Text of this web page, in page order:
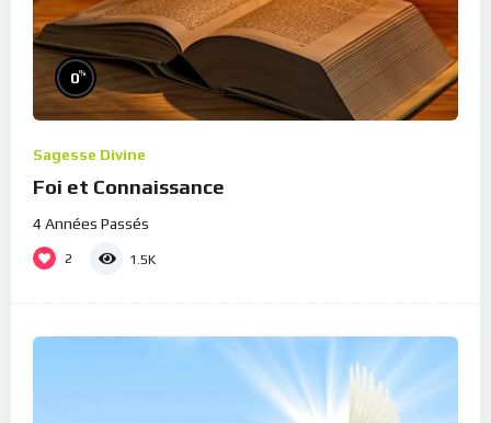
0%
Sagesse Divine
Foi et Connaissance
4 Années Passés
2 1.5K